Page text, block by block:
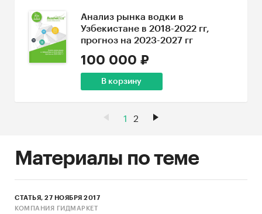
Анализ рынка водки в
Узбекистане в 2018-2022 гг,
прогноз на 2023-2027 гг
100 000 ₽
В корзину
1 2
Материалы по теме
СТАТЬЯ, 27 НОЯБРЯ 2017
КОМПАНИЯ ГИДМАРКЕТ